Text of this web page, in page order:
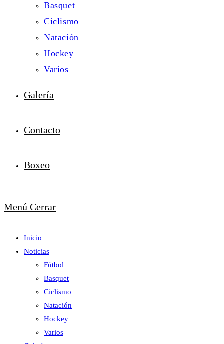
Basquet
Ciclismo
Natación
Hockey
Varios
Galería
Contacto
Boxeo
Menú Cerrar
Inicio
Noticias
Fútbol
Basquet
Ciclismo
Natación
Hockey
Varios